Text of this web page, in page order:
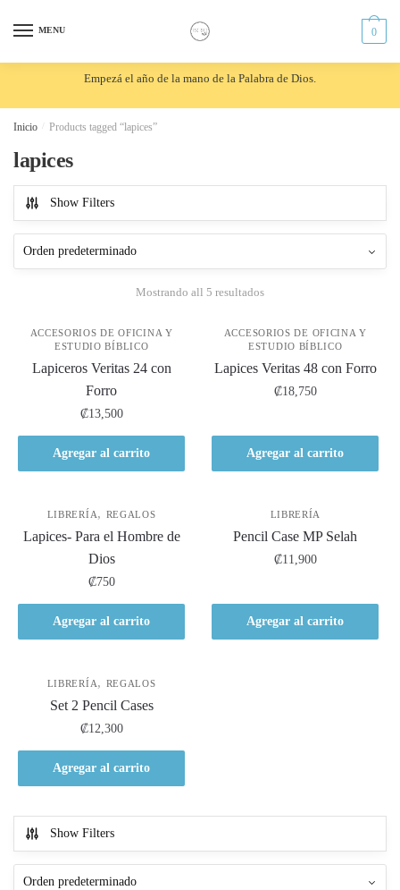
MENU 0
Empezá el año de la mano de la Palabra de Dios.
Inicio Products tagged “lapices”
lapices
Show Filters
Mostrando all 5 resultados
ACCESORIOS DE OFICINA Y
ESTUDIO BÍBLICO
Lapiceros Veritas 24 con
Forro
₡13,500
Agregar al carrito
ACCESORIOS DE OFICINA Y
ESTUDIO BÍBLICO
Lapices Veritas 48 con Forro
₡18,750
Agregar al carrito
LIBRERÍA, REGALOS
Lapices- Para el Hombre de
Dios
₡750
Agregar al carrito
LIBRERÍA
Pencil Case MP Selah
₡11,900
Agregar al carrito
LIBRERÍA, REGALOS
Set 2 Pencil Cases
₡12,300
Agregar al carrito
Show Filters